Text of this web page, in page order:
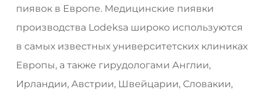
пиявок в Европе. Медицинские пиявки
производства Lodeksa широко используются
в самых известных университетских клиниках
Европы, а также гирудологами Англии,
Ирландии, Австрии, Швейцарии, Словакии,